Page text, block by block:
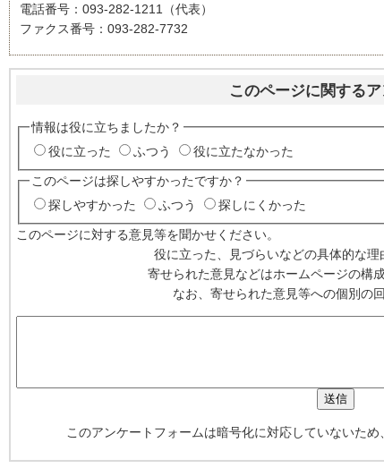
電話番号：093-282-1211（代表）
ファクス番号：093-282-7732
このページに関するア
情報は役に立ちましたか？
役に立った
ふつう 役に立たなかった
このページは探しやすかったですか？
探しやすかった
ふつう 探しにくかった
このページに対する意見等を聞かせください。
役に立った、見づらいなどの具体的な理
寄せられた意見などはホームページの構
なお、寄せられた意見等への個別の
このアンケートフォームは暗号化に対応していないため